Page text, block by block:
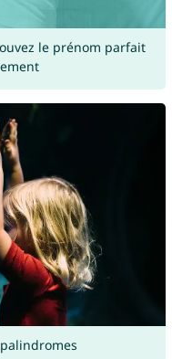
le prénom parfait